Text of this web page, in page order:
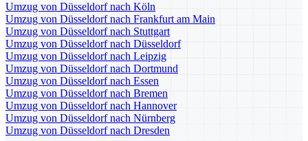
Umzug von Düsseldorf nach Köln
Umzug von Düsseldorf nach Frankfurt am Main
Umzug von Düsseldorf nach Stuttgart
Umzug von Düsseldorf nach Düsseldorf
Umzug von Düsseldorf nach Leipzig
Umzug von Düsseldorf nach Dortmund
Umzug von Düsseldorf nach Essen
Umzug von Düsseldorf nach Bremen
Umzug von Düsseldorf nach Hannover
Umzug von Düsseldorf nach Nürnberg
Umzug von Düsseldorf nach Dresden